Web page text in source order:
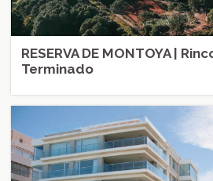
RESERVA DE MONTOYA |
Terminado